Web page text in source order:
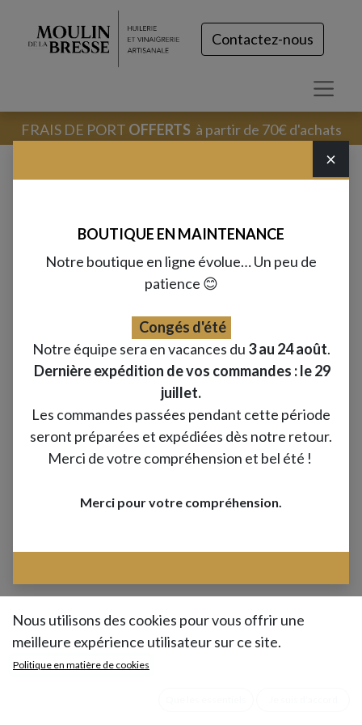
Contactez-nous
FRAIS DE PORT OFFERTSà partir de 70€ d'achats
Charcuterie
Aucun produit défini
Aucun produit défini dans cette catégorie.
×
BOUTIQUE EN MAINTENANCE
Notre boutique en ligne évolue… Un peu de
patience 😊
Congés d'été
Notre équipe sera en vacances du 3 au 24 août.
Dernière expédition de vos commandes : le 29
juillet.
Les commandes passées pendant cette période
seront préparées et expédiées dès notre retour.
Merci de votre compréhension et bel été !
Merci pour votre compréhension.
Nous utilisons des cookies pour vous offrir une
meilleure expérience utilisateur sur ce site.
Politique en matière de cookies